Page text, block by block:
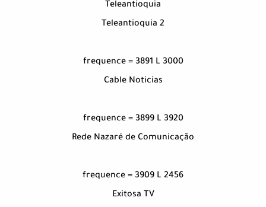
Teleantioquia
Teleantioquia 2
frequence = 3891 L 3000
Cable Noticias
frequence = 3899 L 3920
Rede Nazaré de Comunicação
frequence = 3909 L 2456
Exitosa TV